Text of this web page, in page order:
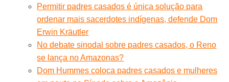
Permitir padres casados é única solução para
ordenar mais sacerdotes indígenas, defende Dom
Erwin Kräutler
No debate sinodal sobre padres casados, o Reno
se lança no Amazonas?
Dom Hummes coloca padres casados e mulheres